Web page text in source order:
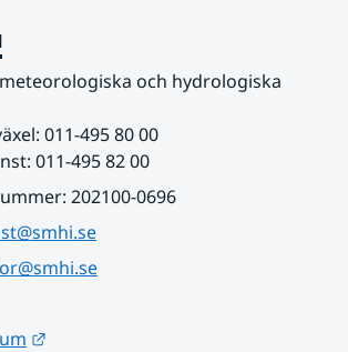
och hydrologiska
011-495 80 00
011-495 82 00
202100-0696